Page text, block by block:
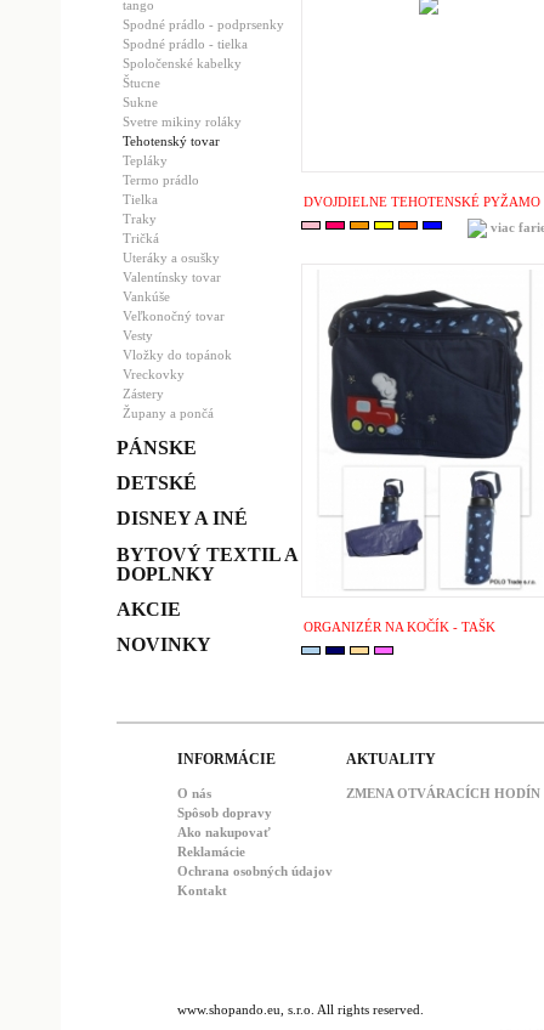
tango
Spodné prádlo - podprsenky
Spodné prádlo - tielka
Spoločenské kabelky
Štucne
Sukne
Svetre mikiny roláky
Tehotenský tovar
Tepláky
Termo prádlo
Tielka
Traky
Tričká
Uteráky a osušky
Valentínsky tovar
Vankúše
Veľkonočný tovar
Vesty
Vložky do topánok
Vreckovky
Zástery
Župany a pončá
PÁNSKE
DETSKÉ
DISNEY A INÉ
BYTOVÝ TEXTIL A
DOPLNKY
AKCIE
NOVINKY
DVOJDIELNE TEHOTENSKÉ PYŽAMO
viac
ORGANIZÉR NA KOČÍK - TAŠK
INFORMÁCIE
O nás
Spôsob dopravy
Ako nakupovať
Reklamácie
Ochrana osobných údajov
Kontakt
AKTUALITY
ZMENA OTVÁRACÍCH HODÍN
www.shopando.eu, s.r.o. All rights reserved.